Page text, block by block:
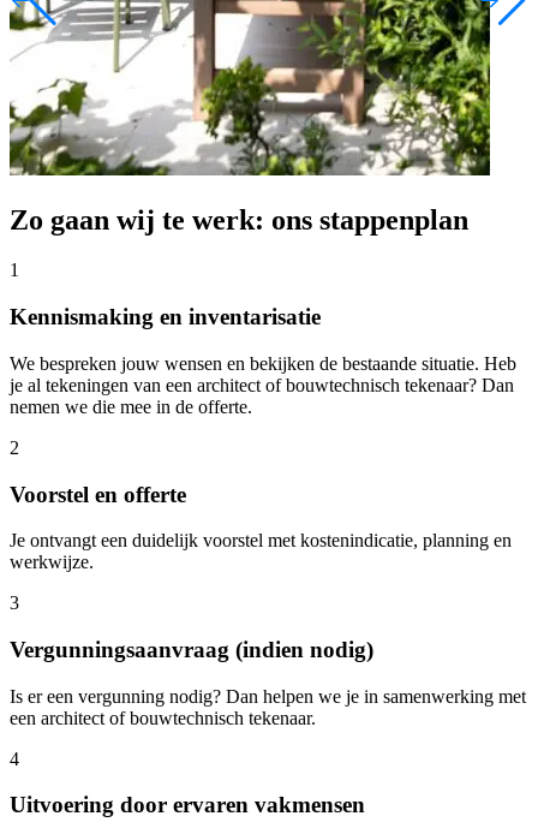
Zo gaan wij te werk: ons stappenplan
1
Kennismaking en inventarisatie
We bespreken jouw wensen en bekijken de bestaande situatie. Heb
je al tekeningen van een architect of bouwtechnisch tekenaar? Dan
nemen we die mee in de offerte.
2
Voorstel en offerte
Je ontvangt een duidelijk voorstel met kostenindicatie, planning en
werkwijze.
3
Vergunningsaanvraag (indien nodig)
Is er een vergunning nodig? Dan helpen we je in samenwerking met
een architect of bouwtechnisch tekenaar.
4
Uitvoering door ervaren vakmensen